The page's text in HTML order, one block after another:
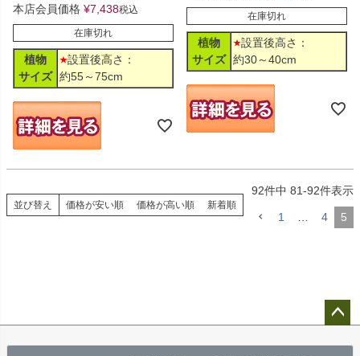
本店会員価格 ¥7,438税込
在庫切れ
植物
サイズ
設置後高さ：
約55～75cm
在庫切れ
植物
サイズ
設置後高さ：
約30～40cm
並び替え 価格が安い順 価格が高い順 新着順
92件中 81-92件表示
1 4 5